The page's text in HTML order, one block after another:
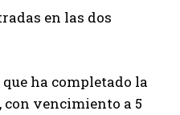
en las dos
ha completado la
vencimiento a 5